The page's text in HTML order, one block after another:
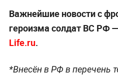
Важнейшие новости с
героизма солдат ВС РФ —
Life.ru.
*Внесён в РФ в перечень